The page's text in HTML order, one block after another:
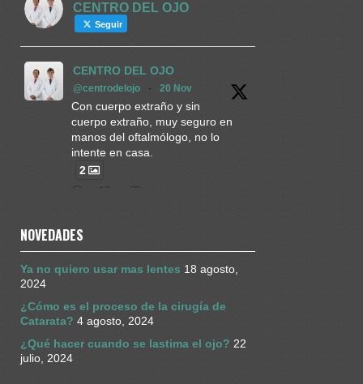
CENTRO DEL OJO
Seguir
CENTRO DEL OJO
@centrodelojo · 20 Nov
Con cuerpo extraño y sin
cuerpo extraño, muy seguro en
manos del oftalmólogo, no lo
intente en casa.
2
CENTRO DEL OJO
@centrodelojo · 27 Sep 2024
Mas seguridad es lo que
Percepción de profundidad
aumentada igual: mejores
la mejor solución! 0995913393
NOVEDADES
Ya no quiero usar mas lentes 18 agosto,
2024
¿Cómo es el proceso de la cirugía de
Catarata? 4 agosto, 2024
¿Qué hacer cuando se lastima el ojo? 22
julio, 2024